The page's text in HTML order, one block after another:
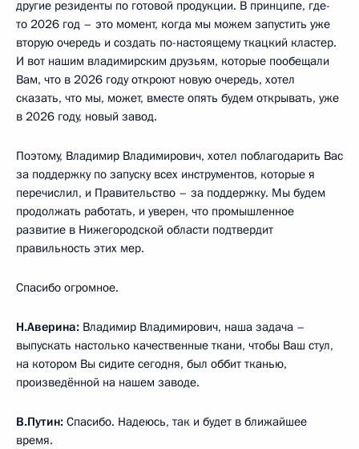
другие резиденты по готовой продукции. В принципе, где-
то 2026 год – это момент, когда мы можем запустить уже
вторую очередь и создать по-настоящему ткацкий кластер.
И вот нашим владимирским друзьям, которые пообещали
Вам, что в 2026 году откроют новую очередь, хотел
сказать, что мы, может, вместе опять будем открывать, уже
в 2026 году, новый завод.
Поэтому, Владимир Владимирович, хотел поблагодарить Вас
за поддержку по запуску всех инструментов, которые я
перечислил, и Правительство – за поддержку. Мы будем
продолжать работать, и уверен, что промышленное
развитие в Нижегородской области подтвердит
правильность этих мер.
Спасибо огромное.
Н.Аверина: Владимир Владимирович, наша задача –
выпускать настолько качественные ткани, чтобы Ваш стул,
на котором Вы сидите сегодня, был оббит тканью,
произведённой на нашем заводе.
В.Путин: Спасибо. Надеюсь, так и будет в ближайшее
время.